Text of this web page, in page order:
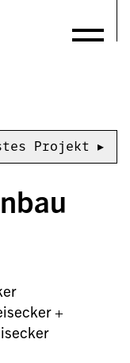
Projekt ▸
+